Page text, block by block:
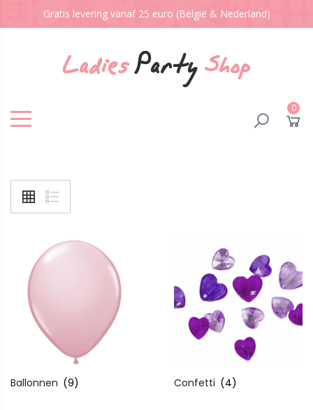
Gratis levering vanaf 25 euro (België & Nederland)
0
Ballonnen (9) Confetti (4)